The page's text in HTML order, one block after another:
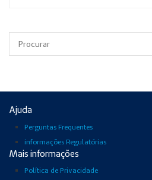
Ajuda
Perguntas Frequentes
informações Regulatórias
Mais informações
Política de Privacidade